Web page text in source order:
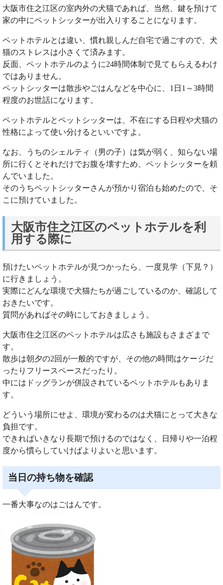
大阪市住之江区の室内外の犬猫であれば、当然、鍵を預けて
家の中にペットシッターが出入りすることになります。
ペットホテルとは違い、慣れ親しんだ自宅で過ごすので、犬
猫のストレスは小さくて済みます。
反面、ペットホテルのように24時間体制で見てもらえるわけ
ではありません。
ペットシッターは散歩やごはんなどを中心に、1日1～3時間
程度のお世話になります。
ペットホテルとペットシッターは、不在にする日程や犬猫の
性格によって使い分けるといいですよ。
なお、うちのシェルティ（男の子）は気が弱く、知らない場
所に行くとそれだけでお腹を壊すため、ペットシッターを頼
んでいました。
そのうちペットシッターさんが預かり宿泊も始めたので、そ
こに預けていました。
大阪市住之江区のペットホテルを利
用する際に
預けたいペットホテルが見つかったら、一度見学（下見？）
に行きましょう。
実際にどんな環境で犬猫たちが過ごしているのか、確認して
おきたいです。
質問があればその時にしておきましょう。
大阪市住之江区のペットホテルは広さも施設もさまざまで
す。
散歩は朝夕の2回が一般的ですが、その他の時間はケージだ
ったりフリースペースだったり。
中にはドッグランが併設されているペットホテルもありま
す。
どういう場所にせよ、環境が変わるのは犬猫にとって大きな
負担です。
できればいきなり長期で預けるのではなく、日帰りや一泊程
度から慣らしていけばよりよいと思います。
当日の持ち物を確認
一番大事なのはごはんです。